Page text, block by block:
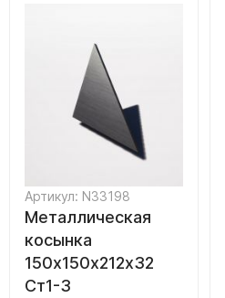
Артикул: N33198
Металлическая
косынка
150х150х212х32
Ст1-3